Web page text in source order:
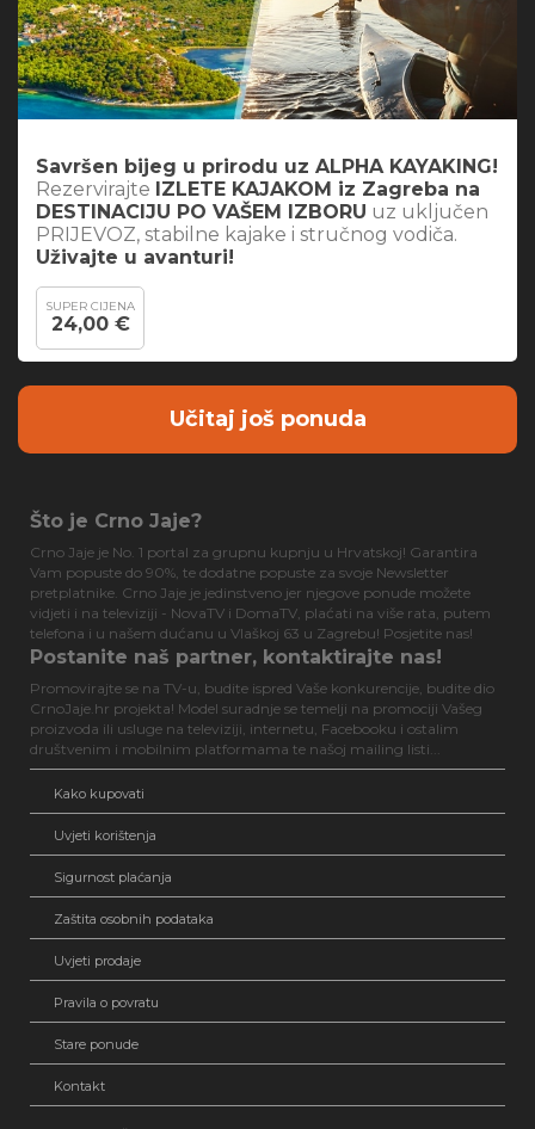
Savršen bijeg u prirodu uz ALPHA KAYAKING!
Rezervirajte IZLETE KAJAKOM iz Zagreba na
DESTINACIJU PO VAŠEM IZBORU uz uključen
PRIJEVOZ, stabilne kajake i stručnog vodiča.
Uživajte u avanturi!
SUPER CIJENA
24,00 €
Učitaj još ponuda
Što je Crno Jaje?
Crno Jaje je No. 1 portal za grupnu kupnju u Hrvatskoj! Garantira
Vam popuste do 90%, te dodatne popuste za svoje Newsletter
pretplatnike. Crno Jaje je jedinstveno jer njegove ponude možete
vidjeti i na televiziji - NovaTV i DomaTV, plaćati na više rata, putem
telefona i u našem dućanu u Vlaškoj 63 u Zagrebu! Posjetite nas!
Postanite naš partner, kontaktirajte nas!
Promovirajte se na TV-u, budite ispred Vaše konkurencije, budite dio
CrnoJaje.hr projekta! Model suradnje se temelji na promociji Vašeg
proizvoda ili usluge na televiziji, internetu, Facebooku i ostalim
društvenim i mobilnim platformama te našoj mailing listi...
Kako kupovati
Uvjeti korištenja
Sigurnost plaćanja
Zaštita osobnih podataka
Uvjeti prodaje
Pravila o povratu
Stare ponude
Kontakt